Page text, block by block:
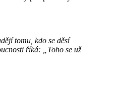
tomu, kdo se děsí
říká: „Toho se už